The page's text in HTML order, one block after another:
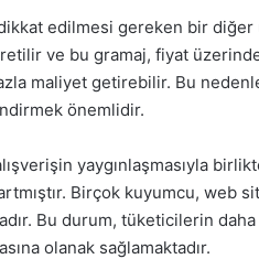
edilmesi gereken bir
ve bu gramaj, fiyat
maliyet getirebilir. Bu
önemlidir.
yaygınlaşmasıyla
Birçok kuyumcu, web
Bu durum, tüketicilerin
olanak sağlamaktadır.